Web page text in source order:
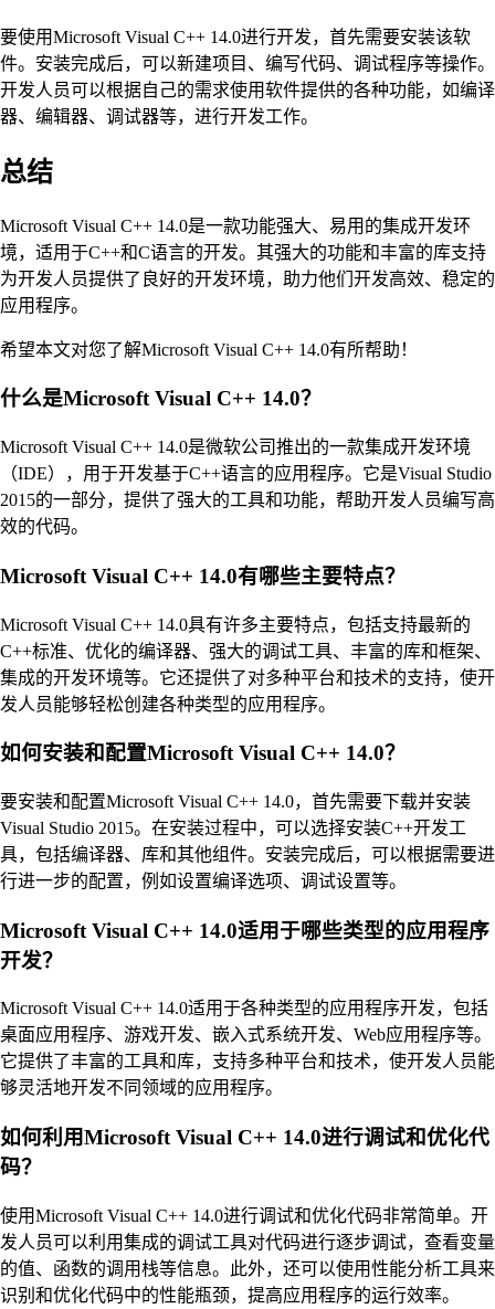
要使用Microsoft Visual C++ 14.0进行开发，首先需要安装该软
件。安装完成后，可以新建项目、编写代码、调试程序等操作。
开发人员可以根据自己的需求使用软件提供的各种功能，如编译
器、编辑器、调试器等，进行开发工作。
总结
Microsoft Visual C++ 14.0是一款功能强大、易用的集成开发环
境，适用于C++和C语言的开发。其强大的功能和丰富的库支持
为开发人员提供了良好的开发环境，助力他们开发高效、稳定的
应用程序。
希望本文对您了解Microsoft Visual C++ 14.0有所帮助！
什么是Microsoft Visual C++ 14.0？
Microsoft Visual C++ 14.0是微软公司推出的一款集成开发环境
（IDE），用于开发基于C++语言的应用程序。它是Visual Studio
2015的一部分，提供了强大的工具和功能，帮助开发人员编写高
效的代码。
Microsoft Visual C++ 14.0有哪些主要特点？
Microsoft Visual C++ 14.0具有许多主要特点，包括支持最新的
C++标准、优化的编译器、强大的调试工具、丰富的库和框架、
集成的开发环境等。它还提供了对多种平台和技术的支持，使开
发人员能够轻松创建各种类型的应用程序。
如何安装和配置Microsoft Visual C++ 14.0？
要安装和配置Microsoft Visual C++ 14.0，首先需要下载并安装
Visual Studio 2015。在安装过程中，可以选择安装C++开发工
具，包括编译器、库和其他组件。安装完成后，可以根据需要进
行进一步的配置，例如设置编译选项、调试设置等。
Microsoft Visual C++ 14.0适用于哪些类型的应用程序
开发？
Microsoft Visual C++ 14.0适用于各种类型的应用程序开发，包括
桌面应用程序、游戏开发、嵌入式系统开发、Web应用程序等。
它提供了丰富的工具和库，支持多种平台和技术，使开发人员能
够灵活地开发不同领域的应用程序。
如何利用Microsoft Visual C++ 14.0进行调试和优化代
码？
使用Microsoft Visual C++ 14.0进行调试和优化代码非常简单。开
发人员可以利用集成的调试工具对代码进行逐步调试，查看变量
的值、函数的调用栈等信息。此外，还可以使用性能分析工具来
识别和优化代码中的性能瓶颈，提高应用程序的运行效率。